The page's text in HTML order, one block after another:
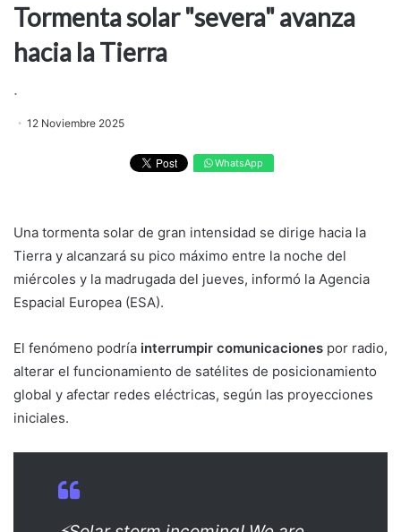
Tormenta solar "severa" avanza
hacia la Tierra
.
12 Noviembre 2025
WhatsApp
Una tormenta solar de gran intensidad se dirige hacia la
Tierra y alcanzará su pico máximo entre la noche del
miércoles y la madrugada del jueves, informó la Agencia
Espacial Europea (ESA).
El fenómeno podría interrumpir comunicaciones por radio,
alterar el funcionamiento de satélites de posicionamiento
global y afectar redes eléctricas, según las proyecciones
iniciales.